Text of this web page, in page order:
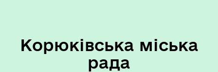
Корюківська міська
рада